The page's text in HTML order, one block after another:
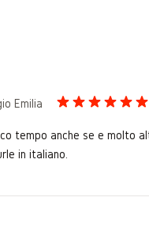
Emilia
tempo anche se e molto
in italiano.